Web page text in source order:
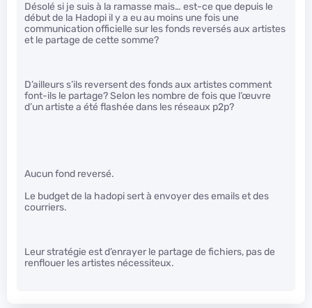
Désolé si je suis à la ramasse mais… est-ce que depuis le
début de la Hadopi il y a eu au moins une fois une
communication officielle sur les fonds reversés aux artistes
et le partage de cette somme?
D’ailleurs s’ils reversent des fonds aux artistes comment
font-ils le partage? Selon les nombre de fois que l’œuvre
d’un artiste a été flashée dans les réseaux p2p?
Aucun fond reversé.
Le budget de la hadopi sert à envoyer des emails et des
courriers.
Leur stratégie est d’enrayer le partage de fichiers, pas de
renflouer les artistes nécessiteux.